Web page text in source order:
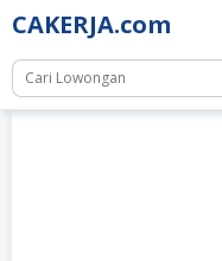
Skip
to
content
CAKERJA.com